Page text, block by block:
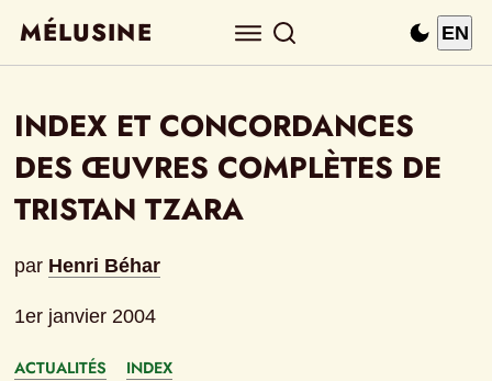
MÉLUSINE EN
INDEX ET CONCORDANCES
DES ŒUVRES COMPLÈTES DE
TRISTAN TZARA
par Henri Béhar
1er janvier 2004
ACTUALITÉS INDEX